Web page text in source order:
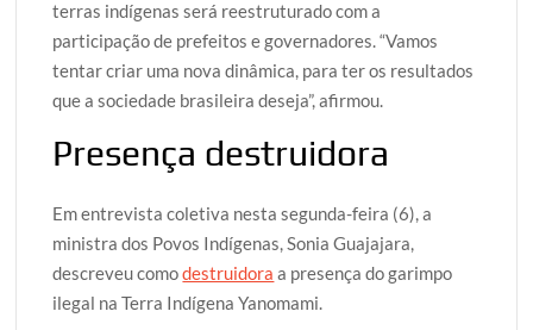
terras indígenas será reestruturado com a
participação de prefeitos e governadores. “Vamos
tentar criar uma nova dinâmica, para ter os resultados
que a sociedade brasileira deseja”, afirmou.
Presença destruidora
Em entrevista coletiva nesta segunda-feira (6), a
ministra dos Povos Indígenas, Sonia Guajajara,
descreveu comodestruidora a presença do garimpo
ilegal na Terra Indígena Yanomami.